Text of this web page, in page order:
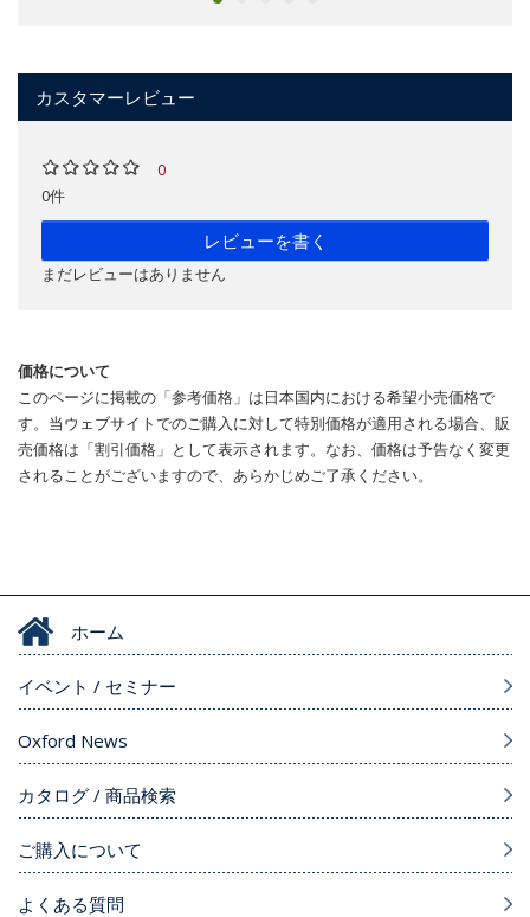
カスタマーレビュー
0
0件
レビューを書く
まだレビューはありません
価格について
このページに掲載の「参考価格」は日本国内における希望小売価格で
す。当ウェブサイトでのご購入に対して特別価格が適用される場合、販
売価格は「割引価格」として表示されます。なお、価格は予告なく変更
されることがございますので、あらかじめご了承ください。
ホーム
イベント / セミナー
Oxford News
カタログ / 商品検索
ご購入について
よくある質問